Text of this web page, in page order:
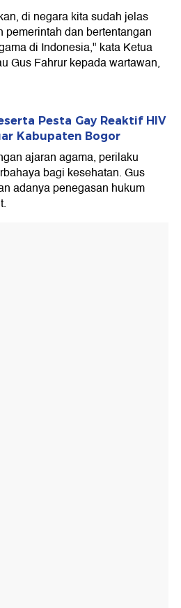
di negara kita sudah jelas
dan bertentangan
di Indonesia," kata Ketua
Gus Fahrur kepada wartawan,
Pesta Gay Reaktif HIV
Kabupaten Bogor
ajaran agama, perilaku
bagi kesehatan. Gus
adanya penegasan hukum